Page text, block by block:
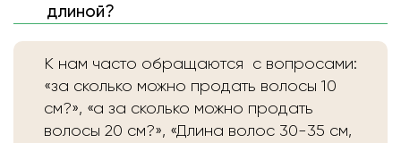
длиной?
К нам часто обращаются с вопросами:
«за сколько можно продать волосы 10
см?», «а за сколько можно продать
волосы 20 см?», «Длина волос 30-35 см,